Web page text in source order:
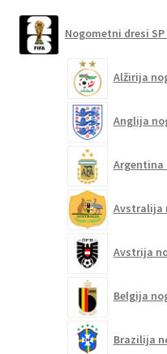
Nogometni dresi SP
Alžirija
Anglija
Argentina
Avstralija
Avstrija
Belgija
Brazilija